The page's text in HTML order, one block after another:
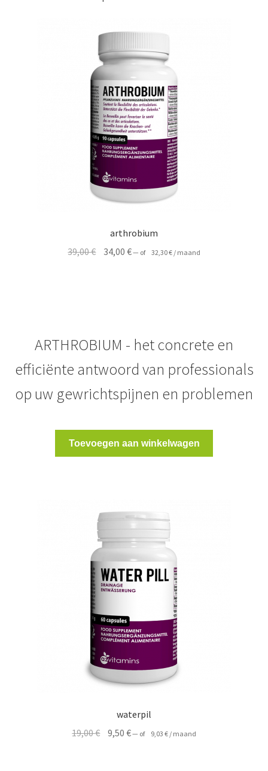
arthrobium
39,00€ Oorspronkelijke
34,00€Huidige
— of 32,30€ / maand
ARTHROBIUM - het concrete en
efficiënte antwoord van professionals
op uw gewrichtspijnen en problemen
Toevoegen aan winkelwagen
waterpil
19,00€ Oorspronkelijke
9,50€Huidige
— of 9,03 € / maand